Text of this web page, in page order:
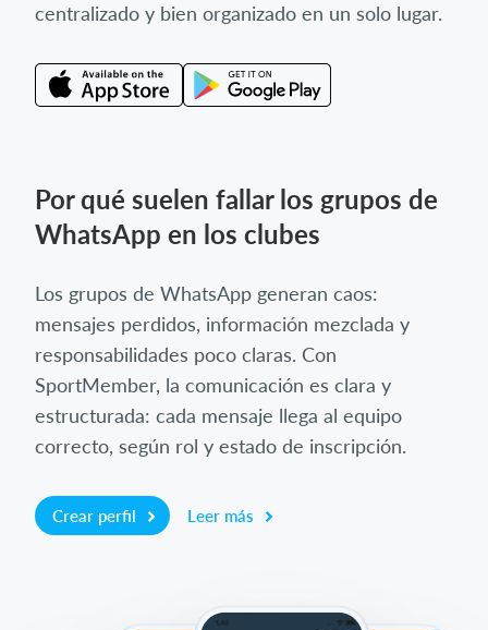
centralizado y bien organizado en un solo lugar.
Por qué suelen fallar los grupos de
WhatsApp en los clubes
Los grupos de WhatsApp generan caos:
mensajes perdidos, información mezclada y
responsabilidades poco claras. Con
SportMember, la comunicación es clara y
estructurada: cada mensaje llega al equipo
correcto, según rol y estado de inscripción.
Crear perfil Leer más